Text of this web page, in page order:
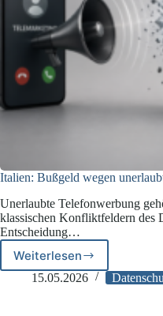
Italien: Bußgeld wegen
Unerlaubte Telefonwerbung
klassischen Konfliktfeldern des
Entscheidung…
Weiterlesen
Italien:
Bußgeld
15.05.2026